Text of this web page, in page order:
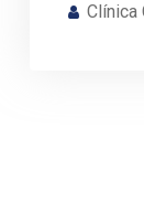
Clínica